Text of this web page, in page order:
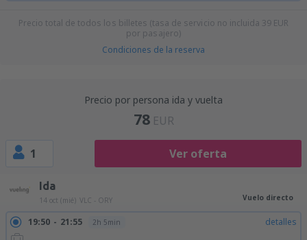
Precio total de todos los billetes (tasa de servicio no incluida 39 EUR
por pasajero)
Condiciones de la reserva
Precio por persona ida y vuelta
78 EUR
1 Ver oferta
Ida
14 oct (mié) VLC - ORY Vuelo directo
19:50 21:55 2h 5min detalles